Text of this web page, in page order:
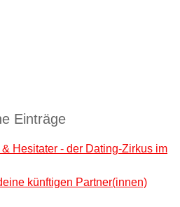
Einträge
Hesitater - der Dating-Zirkus im
künftigen Partner(innen)